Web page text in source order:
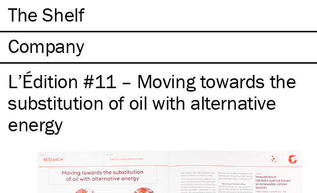
The Shelf
Company
L’Édition #11 – Moving towards the
substitution of oil with alternative
energy